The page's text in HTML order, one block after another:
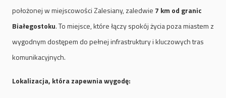
położonej w miejscowości Zalesiany, zaledwie 7 km od granic
Białegostoku. To miejsce, które łączy spokój życia poza miastem z
wygodnym dostępem do pełnej infrastruktury i kluczowych tras
komunikacyjnych.
Lokalizacja, która zapewnia wygodę: